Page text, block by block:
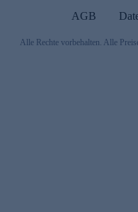
AGB
Alle Rechte vorbehalten. Alle